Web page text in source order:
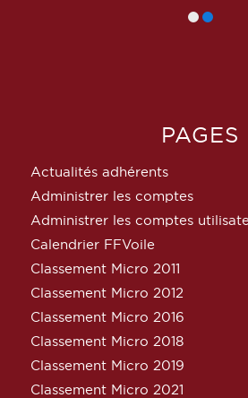
PAGES
Actualités adhérents
Administrer les comptes
Administrer les comptes
Calendrier FFVoile
Classement Micro 2011
Classement Micro 2012
Classement Micro 2016
Classement Micro 2018
Classement Micro 2019
Classement Micro 2021